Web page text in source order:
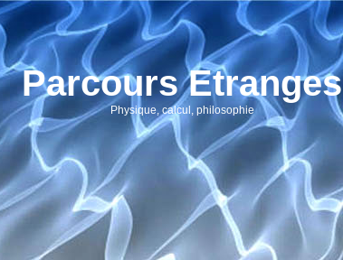
Parcours Etranges
Physique, calcul, philosophie